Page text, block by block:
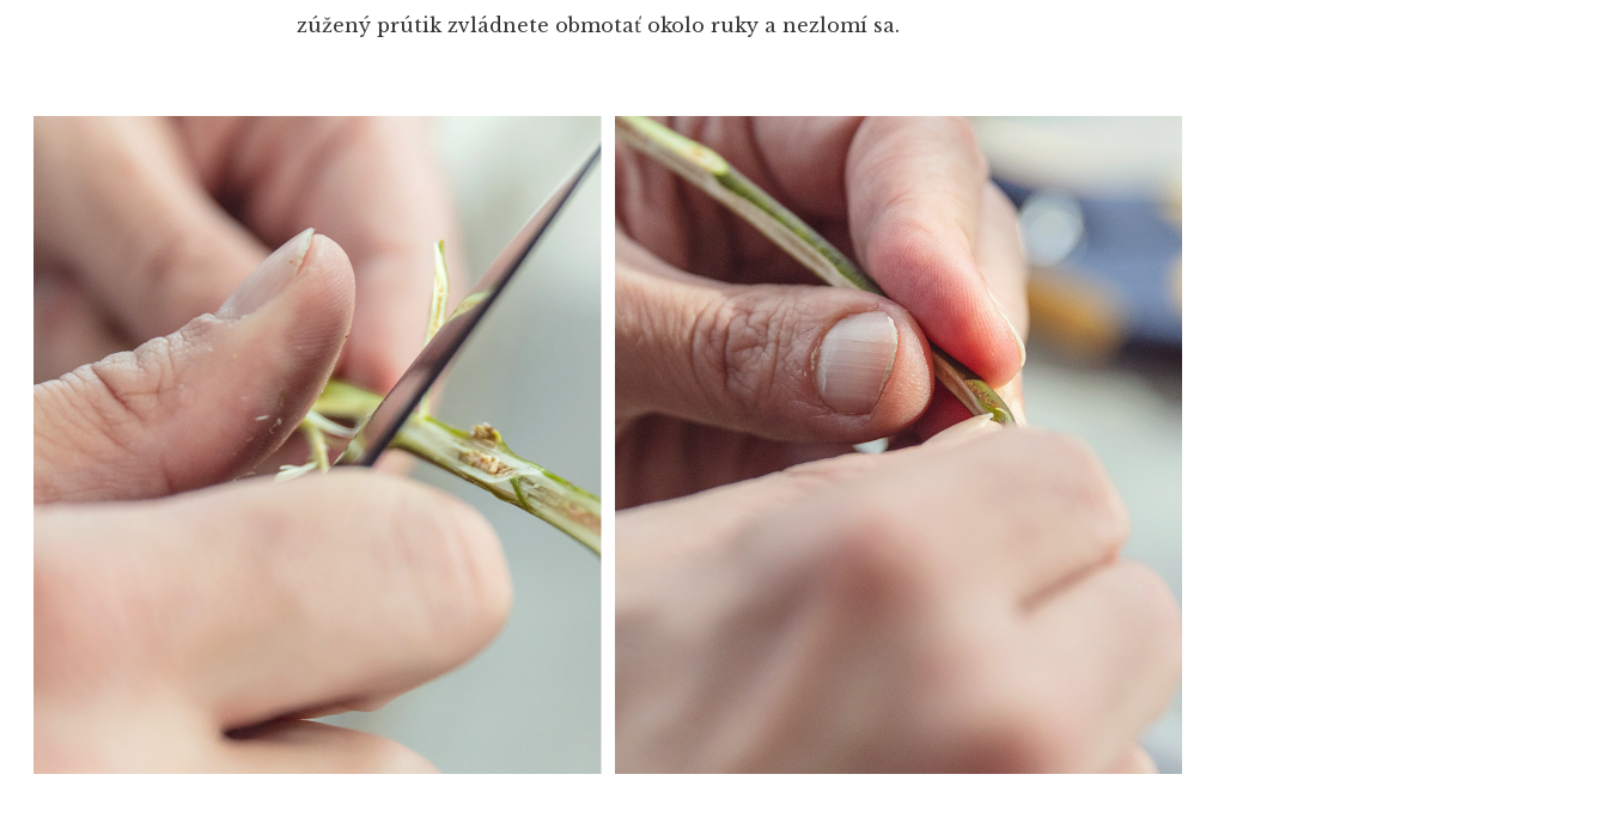
zúžený prútik zvládnete obmotať okolo ruky a nezlomí sa.